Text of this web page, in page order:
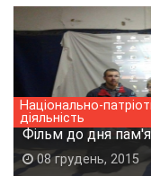
Національно-
діяльність
Фільм до дня
08 грудень, 2015